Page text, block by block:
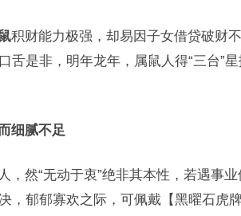
积财能力极强，却易因子女借贷破财
舌是非，明年龙年，属鼠人得“三台”
细腻不足
，然“无动于衷”绝非其本性，若遇事
，郁郁寡欢之际，可佩戴【黑曜石虎